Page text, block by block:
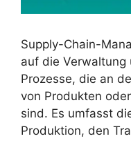
Supply-Chain-
auf die Verwaltung
Prozesse, die an
von Produkten
sind. Es umfasst
Produktion, den